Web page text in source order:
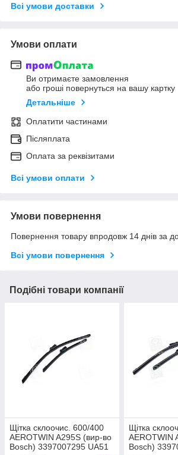
Всі умови доставки
Умови оплати
Ви отримаєте замовлення
або гроші повернуться на вашу картку
Детальніше
Оплатити частинами
Післяплата
Оплата за реквізитами
Всі умови оплати
Умови повернення
Повернення товару впродовж 14 днів за
Всі умови повернення
Подібні товари компанії
Щітка склоочис. 600/400
AEROTWIN A295S (вир-во
Bosch) 3397007295 UA51
Щітка
AEROTWIN
Bosch)